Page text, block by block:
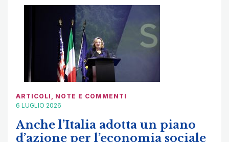
ARTICOLI , NOTE E COMMENTI
6 LUGLIO 2026
Anche l’Italia adotta un piano
d’azione per l’economia sociale